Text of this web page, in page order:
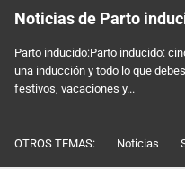
Noticias de Parto
Parto inducido:Parto inducido:
una inducción y todo lo que
festivos, vacaciones y...
OTROS TEMAS: Noticias